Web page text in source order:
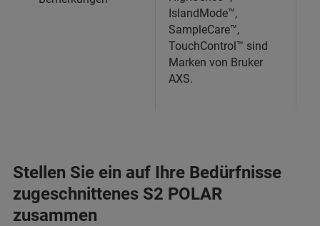
IslandMode™,
SampleCare™,
TouchControl™ sind
Marken von Bruker
AXS.
Stellen Sie ein auf Ihre Bedürfnisse
zugeschnittenes S2 POLAR
zusammen